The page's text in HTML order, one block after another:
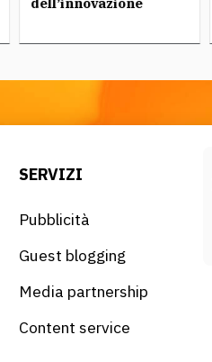
SERVIZI
Pubblicità
Guest blogging
Media partnership
Content service